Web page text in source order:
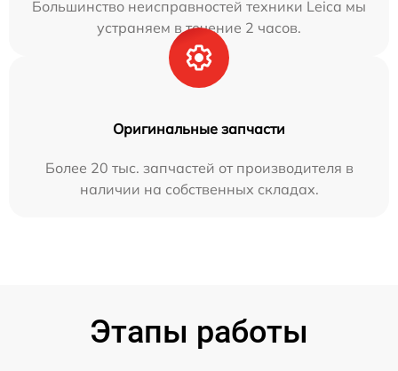
Большинство неисправностей техники Leica мы
устраняем в течение 2 часов.
Оригинальные запчасти
Более 20 тыс. запчастей от производителя в
наличии на собственных складах.
Этапы работы